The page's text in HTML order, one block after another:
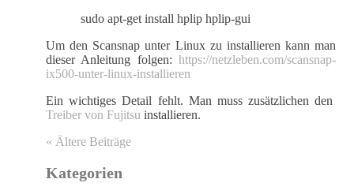
sudo apt-get install hplip hplip-gui
Um den Scansnap unter Linux zu installieren kann man
dieser Anleitung folgen:https://netzleben.com/scansnap-
ix500-unter-linux-installieren
Ein wichtiges Detail fehlt. Man muss zusätzlichen den
Treiber von Fujitsu installieren.
« Ältere Beiträge
Kategorien